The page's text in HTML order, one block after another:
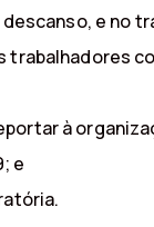
e no
à
e